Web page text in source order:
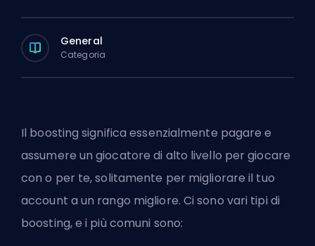
General
Categoria
Il boosting significa essenzialmente pagare e
assumere un giocatore di alto livello per giocare
con o per te, solitamente per migliorare il tuo
account a un rango migliore. Ci sono vari tipi di
boosting, e i più comuni sono: